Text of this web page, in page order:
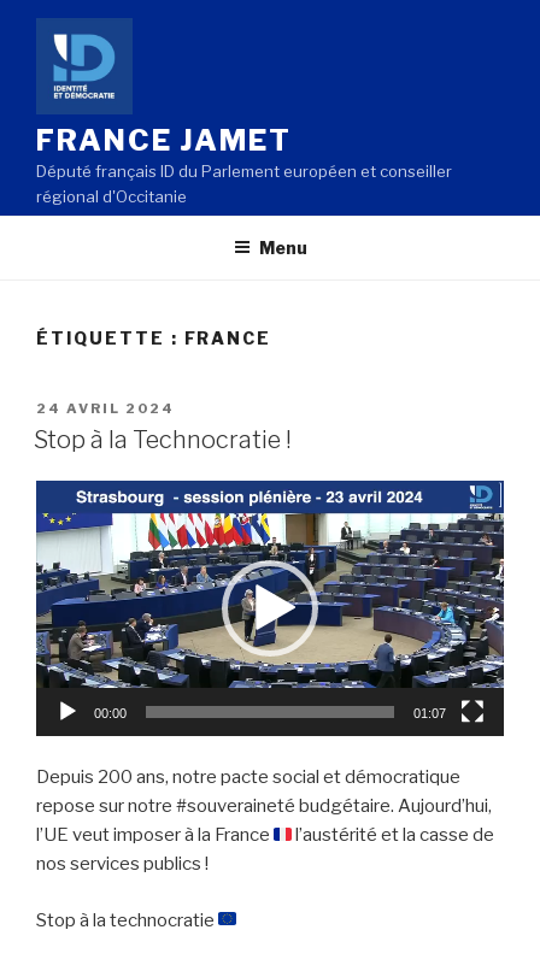
Aller
contenu
principal
FRANCE JAMET
Député français ID du Parlement européen et conseiller
régional d'Occitanie
Menu
ÉTIQUETTE : FRANCE
PUBLIÉ
LE
24 AVRIL 2024
Stop à la Technocratie !
Lecteur
vidéo
00:00 01:07
Depuis 200 ans, notre pacte social et démocratique
repose sur notre #souveraineté budgétaire. Aujourd’hui,
l’UE veut imposer à la France
l’austérité et la casse de
nos services publics !
Stop à la technocratie